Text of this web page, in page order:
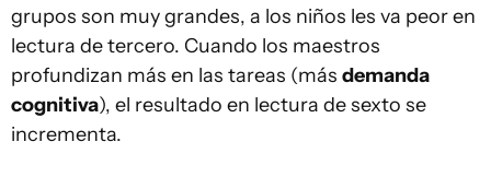
grupos son muy grandes, a los niños les va peor en
lectura de tercero. Cuando los maestros
profundizan más en las tareas (más demanda
cognitiva), el resultado en lectura de sexto se
incrementa.